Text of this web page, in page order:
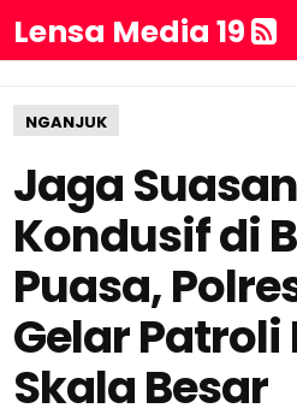
Lensa Media 19
NGANJUK
Jaga
Kondusif di
Puasa,
Gelar
Skala Besar